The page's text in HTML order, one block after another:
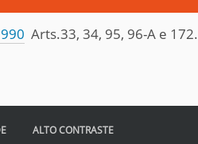
Arts.33, 34, 95, 96-A e 172.
ALTO CONTRASTE